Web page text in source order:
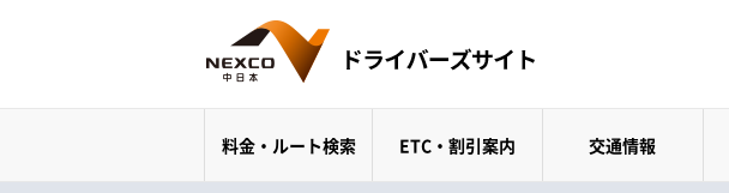
料金・ルート検索 ETC・割引案内 交通情報